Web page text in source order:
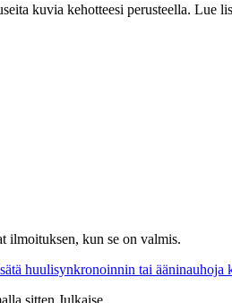
kuvia kehotteesi perusteella. Lue
ilmoituksen, kun se on valmis.
huulisynkronoinnin tai ääninauhoja
sitten Julkaise.